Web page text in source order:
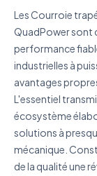
Les Courroie
QuadPower sont
performance
industrielles à
avantages
L'essentiel
écosystème
solutions à
mécanique.
de la qualité une
ma
Vos